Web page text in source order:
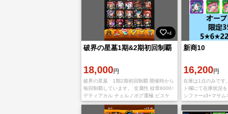
×4
破界の星墓1期&2期初回制覇
18,000円
破界の星墓 1期2期初回制覇 開催時から
毎回制覇しています。 全属性 紋章8000↑
デティアカル チェルノボグ運極 ビスケ
132枚 ベル120個 質問等ありましたら気
新商10
16,200円
在庫は1点のみです
ト欄にて在庫状況
シファーx3+マサム
ライ+ノキエル（ノ
エル+ラファエル+